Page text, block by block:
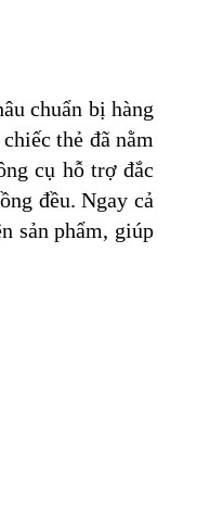
chuẩn bị hàng
thẻ đã nằm
cụ hỗ trợ đắc
đều. Ngay cả
sản phẩm, giúp